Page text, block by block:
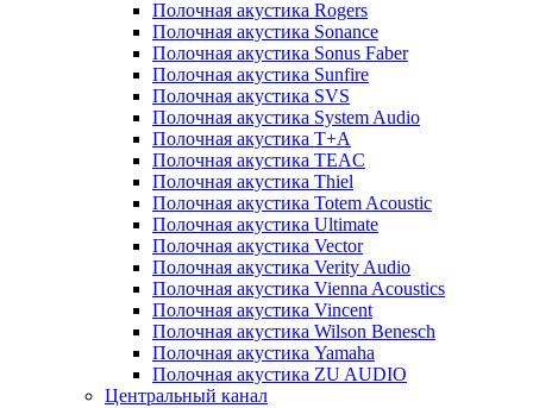
Полочная акустика Rogers
Полочная акустика Sonance
Полочная акустика Sonus Faber
Полочная акустика Sunfire
Полочная акустика SVS
Полочная акустика System Audio
Полочная акустика T+A
Полочная акустика TEAC
Полочная акустика Thiel
Полочная акустика Totem Acoustic
Полочная акустика Ultimate
Полочная акустика Vector
Полочная акустика Verity Audio
Полочная акустика Vienna Acoustics
Полочная акустика Vincent
Полочная акустика Wilson Benesch
Полочная акустика Yamaha
Полочная акустика ZU AUDIO
Центральный канал